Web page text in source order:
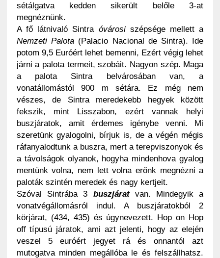
sétálgatva kedden sikerült belőle 3-at
megnéznünk.
A fő látnivaló Sintra óvárosiszépsége mellett a
Nemzeti Palota(Palacio Nacional de Sintra). Ide
potom 9,5 Euróért lehet bemenni, Ezért végig lehet
járni a palota termeit, szobáit. Nagyon szép. Maga
a palota Sintra belvárosában van, a
vonatállomástól 900 m sétára. Ez még nem
vészes, de Sintra meredekebb hegyek között
fekszik, mint Lisszabon, ezért vannak helyi
buszjáratok, amit érdemes igénybe venni. Mi
szeretünk gyalogolni, bírjuk is, de a végén mégis
ráfanyalodtunk a buszra, mert a terepviszonyok és
a távolságok olyanok, hogyha mindenhova gyalog
mentünk volna, nem lett volna erőnk megnézni a
paloták szintén meredek és nagy kertjeit.
Szóval Sintrába 3 buszjáratvan. Mindegyik a
vonatvégállomásról indul. A buszjáratokból 2
körjárat, (434, 435) és úgynevezett. Hop on Hop
off típusú járatok, ami azt jelenti, hogy az elején
veszel 5 euróért jegyet rá és onnantól azt
mutogatva minden megállóba le és felszállhatsz.